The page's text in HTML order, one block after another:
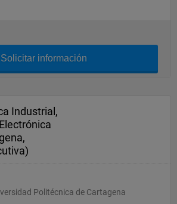
Solicitar información
Industrial,
Politécnica de Cartagena